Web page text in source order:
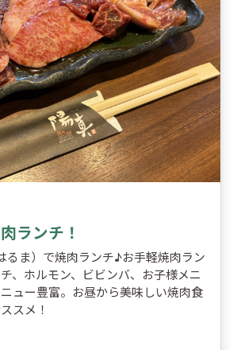
ランチ！
るま）で焼肉ランチ♪お手軽焼肉ラン
、ホルモン、ビビンバ、お子様メニ
ュー豊富。お昼から美味しい焼肉食
スメ！